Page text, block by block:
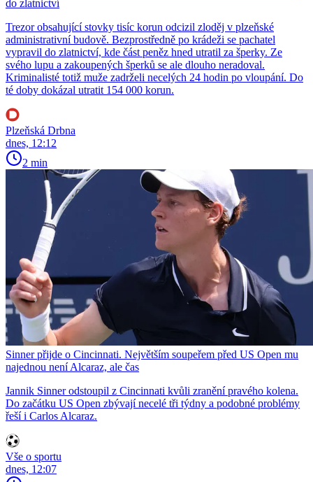
do zlatnictví
Trezor obsahující stovky tisíc korun odcizil zloděj v plzeňské
administrativní budově. Bezprostředně po krádeži se pachatel
vypravil do zlatnictví, kde část peněz hned utratil za šperky. Ze
svého lupu a zakoupených šperků se ale dlouho neradoval.
Kriminalisté totiž muže zadrželi necelých 24 hodin po vloupání. Do
té doby dokázal utratit 154 000 korun.
Plzeňská Drbna
dnes, 12:12
2 min
Sinner přijde o Cincinnati. Největším soupeřem před US Open mu
najednou není Alcaraz, ale čas
Jannik Sinner odstoupil z Cincinnati kvůli zranění pravého kolena.
Do začátku US Open zbývají necelé tři týdny a podobné problémy
řeší i Carlos Alcaraz.
Vše o sportu
dnes, 12:07